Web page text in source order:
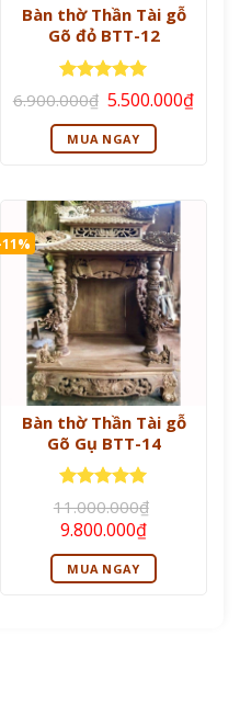
Bàn thờ Thần Tài gỗ
Gõ đỏ BTT-12
Được xếp
hạng 55
sao
6.900.000₫ Giá
gốc
là:
6.900.000₫.
5.500.000₫Giá
MUA NGAY
Bàn thờ Thần Tài gỗ
Gõ Gụ BTT-14
Được xếp
hạng55
sao
11.000.000₫
Giá
gốc
là:
11.000.000₫.
9.800.000₫Giá
tại
là:
MUA NGAY